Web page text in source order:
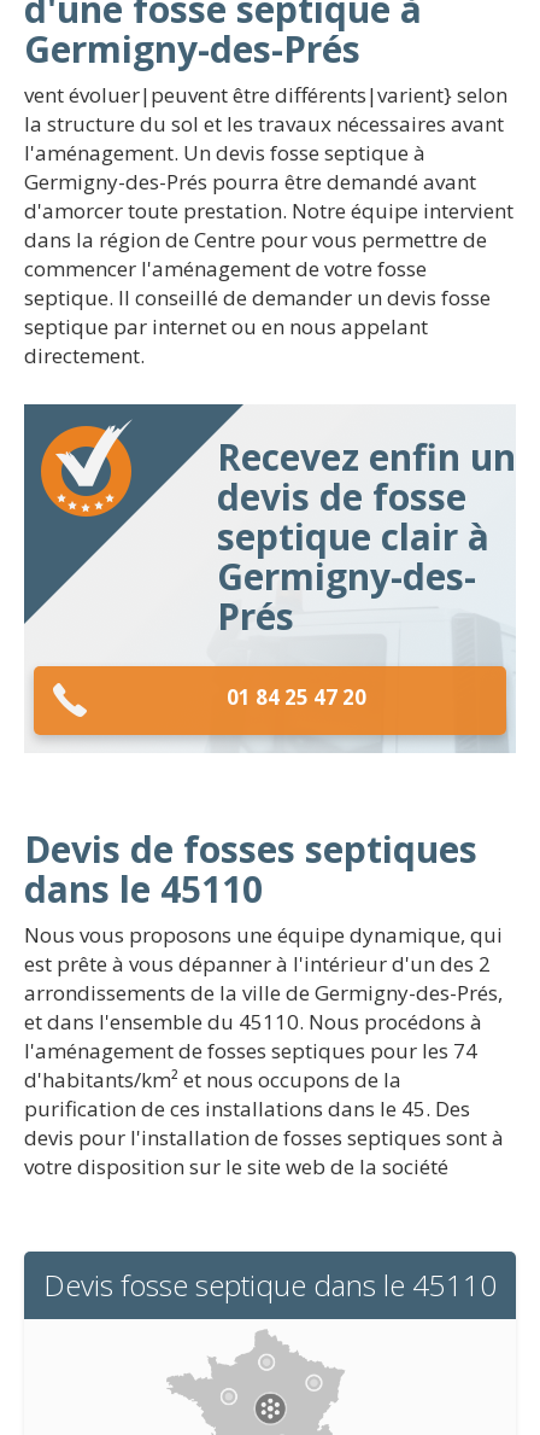
Germigny-des-Prés
vent évoluer|peuvent être différents|varient} selon
la structure du sol et les travaux nécessaires avant
l'aménagement. Un devis fosse septique à
Germigny-des-Prés pourra être demandé avant
d'amorcer toute prestation. Notre équipe intervient
dans la région de Centre pour vous permettre de
commencer l'aménagement de votre fosse
septique. Il conseillé de demander un devis fosse
septique par internet ou en nous appelant
directement.
Recevez enfin un
devis de fosse
septique clair à
Germigny-des-
Prés
01 84 25 47 20
Devis de fosses septiques
dans le 45110
Nous vous proposons une équipe dynamique, qui
est prête à vous dépanner à l'intérieur d'un des 2
arrondissements de la ville de Germigny-des-Prés,
et dans l'ensemble du 45110. Nous procédons à
l'aménagement de fosses septiques pour les 74
d'habitants/km² et nous occupons de la
purification de ces installations dans le 45. Des
devis pour l'installation de fosses septiques sont à
votre disposition sur le site web de la société
Devis fosse septique dans le 45110